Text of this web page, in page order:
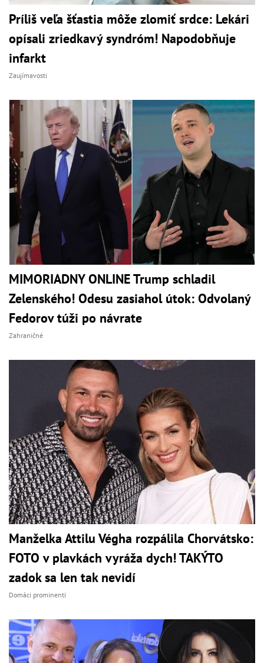
Príliš veľa šťastia môže zlomiť srdce: Lekári
opísali zriedkavý syndróm! Napodobňuje
infarkt
Zaujímavosti
MIMORIADNY ONLINE Trump schladil
Zelenského! Odesu zasiahol útok: Odvolaný
Fedorov túži po návrate
Zahraničné
Manželka Attilu Végha rozpálila Chorvátsko:
FOTO v plavkách vyráža dych! TAKÝTO
zadok sa len tak nevidí
Domáci prominenti